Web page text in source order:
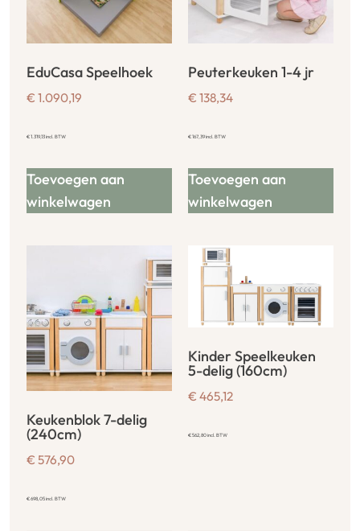
EduCasa Speelhoek
€ 1.090,19
€1.319,13incl. BTW
Toevoegen aan
winkelwagen
Peuterkeuken 1-4 jr
€ 138,34
€167,39incl. BTW
Toevoegen aan
winkelwagen
Keukenblok 7-delig
(240cm)
€ 576,90
€698,05incl. BTW
Kinder Speelkeuken
5-delig (160cm)
€ 465,12
€562,80incl. BTW